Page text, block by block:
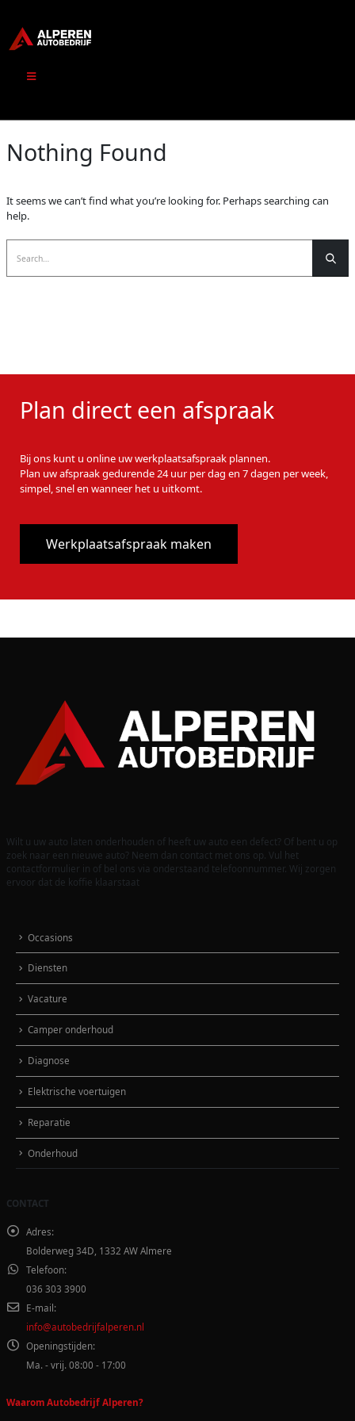
Nothing Found
It seems we can’t find what you’re looking for. Perhaps searching can
help.
Plan direct een afspraak
Bij ons kunt u online uw werkplaatsafspraak plannen.
Plan uw afspraak gedurende 24 uur per dag en 7 dagen per week,
simpel, snel en wanneer het u uitkomt.
Werkplaatsafspraak maken
Wilt u uw auto laten onderhouden of heeft uw auto een defect? Of bent u op
zoek naar een nieuwe auto? Neem dan contact met ons op. Vul het
contactformulier in of bel ons via onderstaand telefoonnummer. Wij zorgen
ervoor dat de koffie klaarstaat
Occasions
Diensten
Vacature
Camper onderhoud
Diagnose
Elektrische voertuigen
Reparatie
Onderhoud
CONTACT
Adres:
Bolderweg 34D, 1332 AW Almere
Telefoon:
036 303 3900
E-mail:
info@autobedrijfalperen.nl
Openingstijden:
Ma. - vrij. 08:00 - 17:00
Waarom Autobedrijf Alperen?